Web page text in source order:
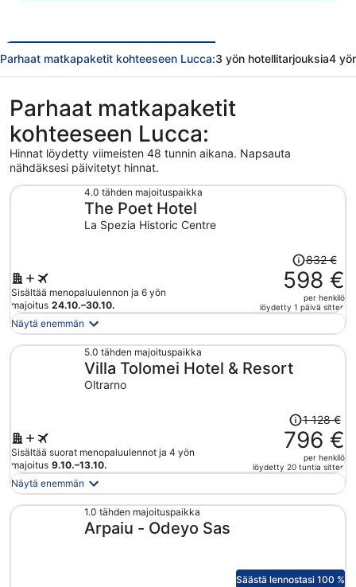
Parhaat matkapaketit kohteeseen Lucca:3 yön hotellitarjouksia4
Parhaat matkapaketit
kohteeseen Lucca:
Hinnat löydetty viimeisten 48 tunnin aikana. Napsauta
nähdäksesi päivitetyt hinnat.
4.0 tähden majoituspaikka
The Poet Hotel
La Spezia Historic Centre
Sisältää menopaluulennon ja 6 yön
majoitus 24.10.–30.10.
Hinta
oli
832 €,
hinta
nyt
per
832 €
598 €
per henkilö
löydetty 1 päivä sitten
Näytä enemmän
5.0 tähden majoituspaikka
Villa Tolomei Hotel & Resort
Oltrarno
Sisältää suorat menopaluulennot ja 4 yön
majoitus 9.10.–13.10.
Hinta
oli
1 128 €,
hinta
nyt
1 128 €
796 €
per henkilö
löydetty 20 tuntia sitten
Näytä enemmän
1.0 tähden majoituspaikka
Arpaiu - Odeyo Sas
Säästä lennostasi 100 %